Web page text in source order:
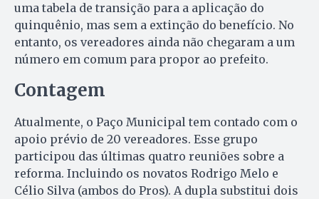
uma tabela de transição para a aplicação do
quinquênio, mas sem a extinção do benefício. No
entanto, os vereadores ainda não chegaram a um
número em comum para propor ao prefeito.
Contagem
Atualmente, o Paço Municipal tem contado com o
apoio prévio de 20 vereadores. Esse grupo
participou das últimas quatro reuniões sobre a
reforma. Incluindo os novatos Rodrigo Melo e
Célio Silva (ambos do Pros). A dupla substitui dois